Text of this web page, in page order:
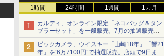
1時間 24時間 1週間 1カ月
カルディ、オンライン限定「ネコバッグ＆タン
ブラーセット」を一般販売。7月の抽選販売の
当選無効分
ビックカメラ、ウイスキー「山崎18年」「響21
年」を“6万7100円”で抽選販売。店頭で9日まで